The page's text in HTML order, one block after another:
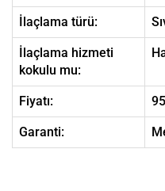
İlaçlama türü:
İlaçlama hizmeti
kokulu mu:
Fiyatı:
Garanti: